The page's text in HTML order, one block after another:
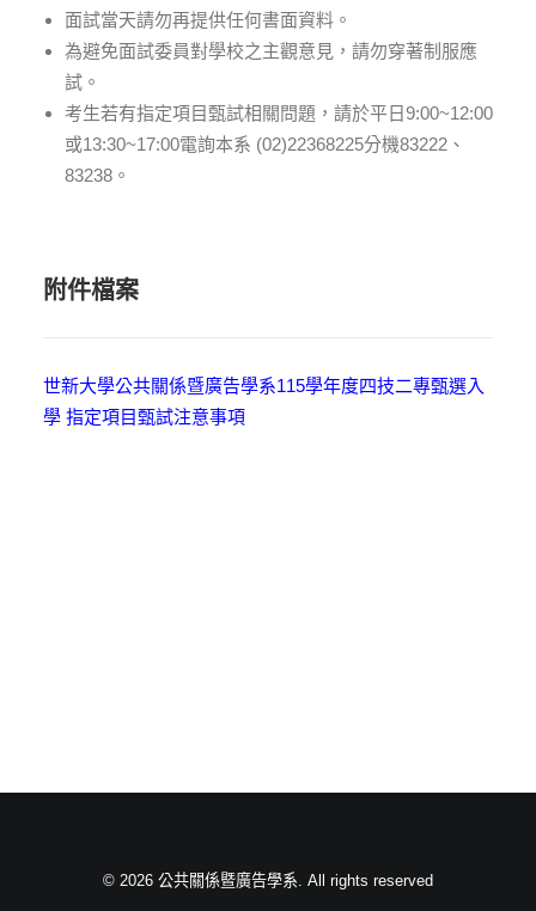
面試當天請勿再提供任何書面資料。
為避免面試委員對學校之主觀意見，請勿穿著制服應
試。
考生若有指定項目甄試相關問題，請於平日9:00~12:00
或13:30~17:00電詢本系 (02)22368225分機83222、
83238。
附件檔案
世新大學公共關係暨廣告學系115學年度四技二專甄選入
學 指定項目甄試注意事項
© 2026 公共關係暨廣告學系. All rights reserved